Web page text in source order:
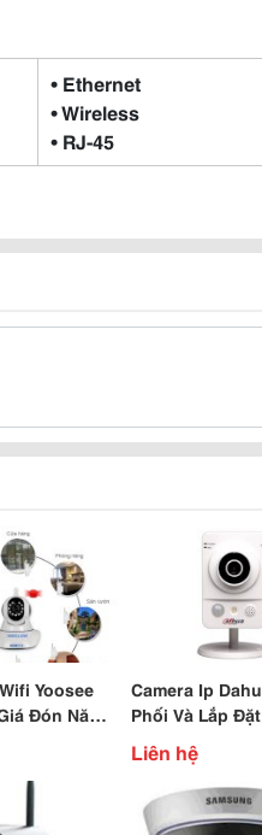
• Ethernet
• Wireless
• RJ-45
Yoosee
Đón Năm
Trong 24H
Camera Ip
Phối Và Lắp
Nhất Tại Vũ
Liên hệ